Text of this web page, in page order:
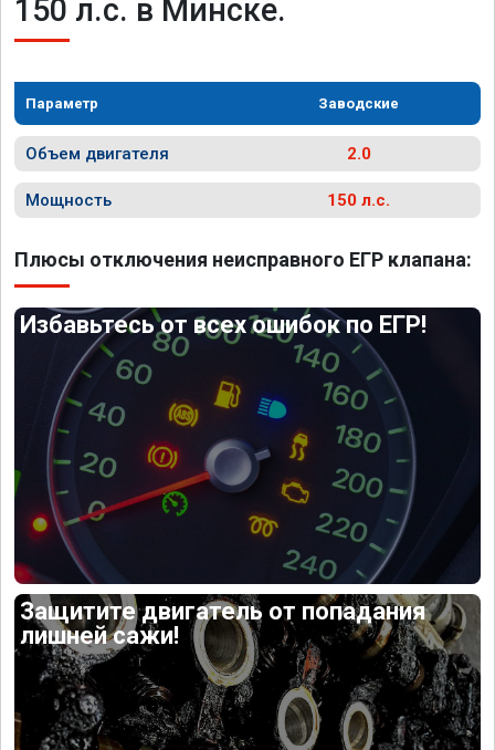
150 л.с. в Минске.
Параметр Заводские
Объем двигателя 2.0
Мощность 150 л.с.
Плюсы отключения неисправного ЕГР клапана:
Избавьтесь от всех ошибок по ЕГР!
Защитите двигатель от попадания
лишней сажи!